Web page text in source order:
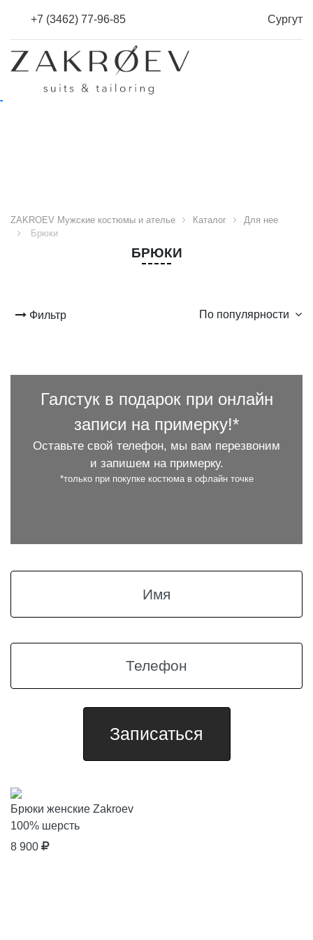
+7 (3462) 77-96-85 Сургут
ZAKROEV Мужские костюмы и ателье Каталог
Для нее
Брюки
БРЮКИ
Фильтр По популярности
Галстук в подарок при онлайн
записи на примерку!*
Оставьте свой телефон, мы вам перезвоним
и запишем на примерку.
*только при покупке костюма в офлайн точке
Брюки женские Zakroev
100% шерсть
8 900